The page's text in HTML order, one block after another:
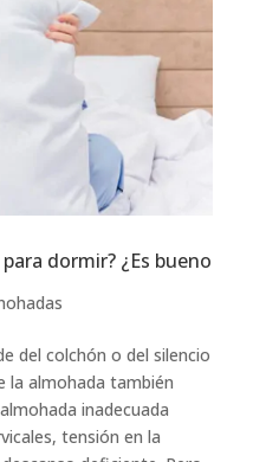
dormir? ¿Es bueno
del colchón o del silencio
la almohada también
inadecuada
tensión en la